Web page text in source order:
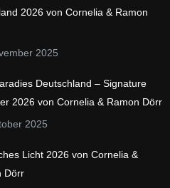
2026 von Cornelia & Ramon
2025
Deutschland – Signature
2026 von Cornelia & Ramon Dörr
2025
Licht 2026 von Cornelia &
Dörr